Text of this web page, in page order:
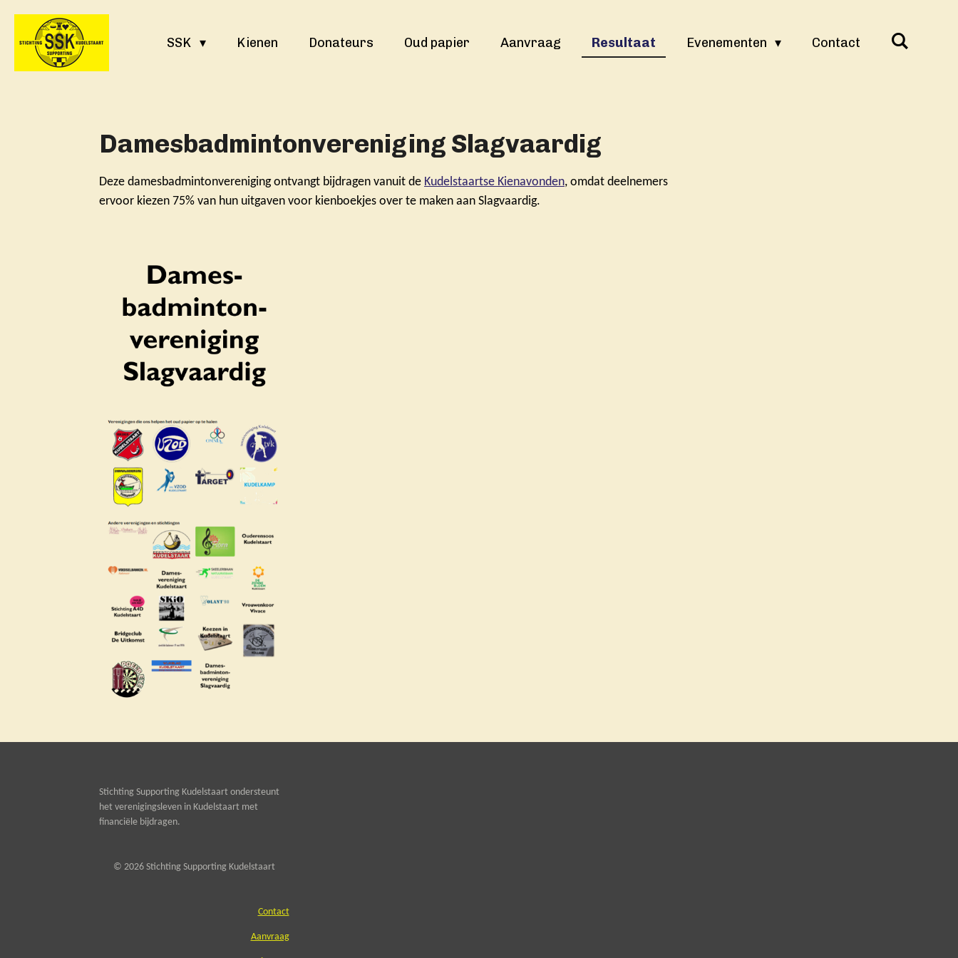
Ga
direct
de
SSK Kienen Donateurs Oud papier Aanvraag Resultaat Evenementen Contact
Damesbadmintonvereniging Slagvaardig
Deze damesbadmintonverenigingontvangt bijdragen vanuit de Kudelstaartse Kienavonden, omdat deelnemers
ervoor kiezen 75% van hun uitgaven voor kienboekjes over te maken aan Slagvaardig.
Stichting Supporting Kudelstaart ondersteunt
het verenigingsleven in Kudelstaart met
financiële bijdragen.
© 2026 Stichting Supporting Kudelstaart
Contact
Aanvraag